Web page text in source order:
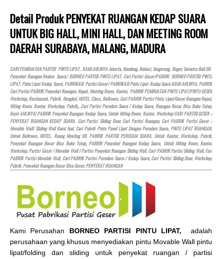
Detail Produk PENYEKAT RUANGAN KEDAP SUARA
UNTUK BIG HALL, MINI HALL, DAN MEETING ROOM
DAERAH SURABAYA, MALANG, MADURA
CARI PEMBUATAN PARTISI PINTU LIPAT.. KAMI AHLINYA Jakarta, Bandung, Bekasi, Tangerang, Bogor, Sumatra Bali Dll.
Penyekat Ruangan Redam Suara.! BORNEO PARTISI PINTU LIPAT, Cari Partisi Geser/PABRIK BORNEO PARTISI PINTU
LIPAT, Pintu Lipat Kedap Suara, PABRIKASI Partisi Geser/ PABRIKASI Pintu Lipat Kedap Suara KAMI AHLINYA, PABRIK
Cari Partisi PABRIK Penyekat Ruangan, Rapat, Meeting Room, Kantor, PABRIK PEMBUATAN PINTU LIPAT/PINTU GESER
Workshop, Restaurant, Pabrik, Bengkel,HOTEL, Class, Ballroom, Cari PABRIK Partisi Pintu Lipat/Geser Ruangan Rapat,
Miting Room, Kantor, Workshop, Pabrik,, Cari Partisi Peredam Suara / Kedap Suara, Ruangan Besar Bisa Buka Tutup,
Kami AHLINYA! PABRIK Penyekat Ruangan Kedap Suara, Untuk Miting Room, Kantor, Workshop CARI PARTISI GESER /
PENYEKAT RUANGAN KEDAP SUARA. Cari Partisi Sliding Door, Cari Partisi Ruangan, Cari PABRIK Partisi Geser /
Movable Wall/ Sliding Wall Kami Jual, Cari Pabrik Pintu Panel Lipat Dengan Peredam Suara, PINTU LIPAT RUANGAN,
Untuk Ballroom,HOTEL, Ruang Meeting Dll. PABRIK PARTISI PEREDAM SUARA, Untuk Kantor, Workshop, Pabrik,
Penyekat Ruangan Besar Bisa Buka Tutup, PABRIK Penyekat Ruangan Kedap Suara, Untuk Miting Room, Kantor,
Workshop, Partisi Geser / Movable Wall / Partisi Penyekat Ruangan Sliding Wall, Cari PABRIK Partisi Sliding Wall, Cari
PABRIK Partisi Movable Wall, Cari PABRIK Partisi Peredam Suara / Kedap Suara, Cari Partisi Sliding Door, Workshop,
Pabrik, Penyekat Ruangan Besar Bisa Geser, PENYEKAT RUANGAN
Kami Perusahan BORNEO PARTISI PINTU LIPAT, adalah
perusahaan yang khusus menyediakan pintu Movable Wall pintu
lipat/folding dan sliding untuk penyekat ruangan / partisi